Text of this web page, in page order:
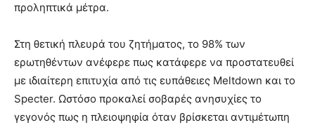
προληπτικά μέτρα.
Στη θετική πλευρά του ζητήματος, το 98% των
ερωτηθέντων ανέφερε πως κατάφερε να προστατευθεί
με ιδιαίτερη επιτυχία από τις ευπάθειες Meltdown και το
Specter. Ωστόσο προκαλεί σοβαρές ανησυχίες το
γεγονός πως η πλειοψηφία όταν βρίσκεται αντιμέτωπη